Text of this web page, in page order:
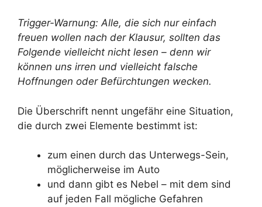
Trigger-Warnung: Alle, die sich nur einfach
freuen wollen nach der Klausur, sollten das
Folgende vielleicht nicht lesen – denn wir
können uns irren und vielleicht falsche
Hoffnungen oder Befürchtungen wecken.
Die Überschrift nennt ungefähr eine Situation,
die durch zwei Elemente bestimmt ist:
zum einen durch das Unterwegs-Sein,
möglicherweise im Auto
und dann gibt es Nebel – mit dem sind
auf jeden Fall mögliche Gefahren